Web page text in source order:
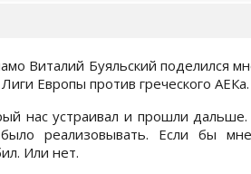
Виталий Буяльский поделился
Европы против греческого АЕКа.
нас устраивал и прошли
реализовывать. Если бы
Или нет.